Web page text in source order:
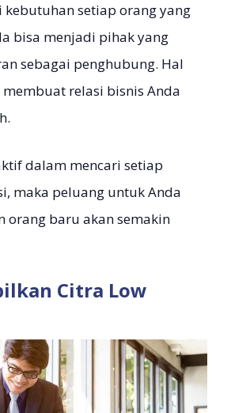
kebutuhan setiap orang yang
bisa menjadi pihak yang
sebagai penghubung. Hal
relasi bisnis Anda
dalam mencari setiap
maka peluang untuk Anda
orang baru akan semakin
Citra Low